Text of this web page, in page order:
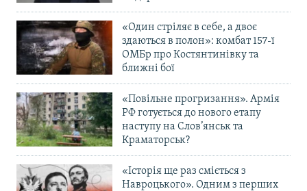
«Один стріляє в себе, а двоє
здаються в полон»: комбат 157-ї
ОМБр про Костянтинівку та
ближні бої
«Повільне прогризання». Армія
РФ готується до нового етапу
наступу на Слов’янськ та
Краматорськ?
«Історія ще раз сміється з
Навроцького». Одним з перших